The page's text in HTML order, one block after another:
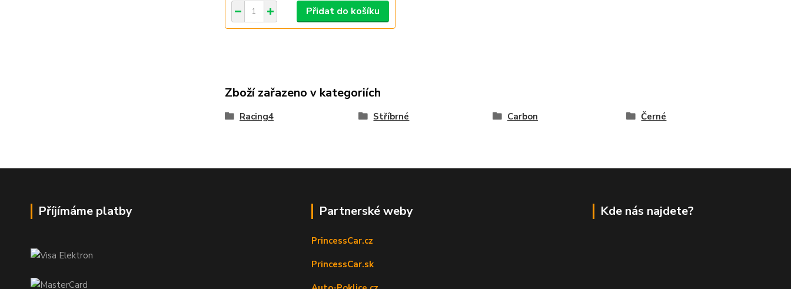
Přidat do košíku
Zboží zařazeno v kategoriích
Racing4 Stříbrné Carbon Černé
Příjímáme platby Partnerské weby
PrincessCar.cz
PrincessCar.sk
Kde nás najdete?